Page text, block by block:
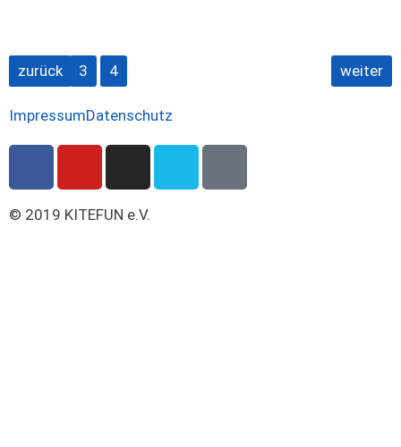
zurück
1 2 3 4 weiter
ImpressumDatenschutz
© 2019 KITEFUN e.V.